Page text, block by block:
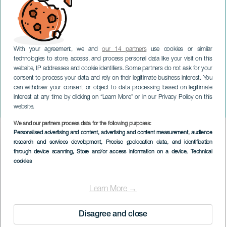
With your agreement, we andour 14 partnersuse cookies or similar
technologies to store, access, and process personal data like your visit on this
website, IP addresses and cookie identifiers. Some partners do not ask for your
consent to process your data and rely on their legitimate business interest. You
can withdraw your consent or object to data processing based on legitimate
interest at any time by clicking on “Learn More” or in our Privacy Policy on this
website.
We and our partners process data for the following purposes:
Personalised advertising and content, advertising and content measurement, audience
research and services development, Precise geolocation data, and identification
through device scanning, Store and/or access information on a device, Technical
cookies
Learn More →
Disagree and close
Magi Dans van San
Antonio Abad
TENERIFE
Imagen
Listado